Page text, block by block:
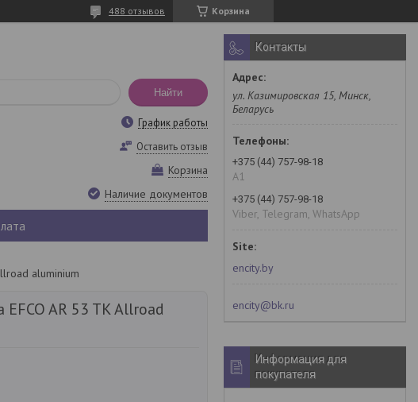
Корзина
488 отзывов
Найти
График работы
Оставить отзыв
Корзина
Наличие документов
aluminium
EFCO AR 53 TK Allroad
Контакты
ул. Казимировская 15, Минск,
Беларусь
+375 (44) 757-98-18
A1
+375 (44) 757-98-18
Viber, Telegram, WhatsApp
encity.by
encity@bk.ru
Информация для
покупателя